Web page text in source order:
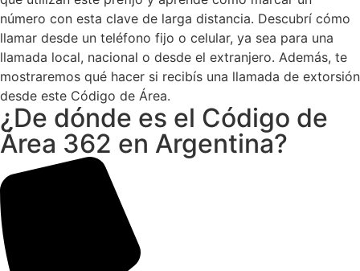
número con esta clave de larga distancia. Descubrí cómo
llamar desde un teléfono fijo o celular, ya sea para una
llamada local, nacional o desde el extranjero. Además, te
mostraremos qué hacer si recibís una llamada de extorsión
desde este Código de Área.
¿De dónde es el Código de
Área 362 en Argentina?